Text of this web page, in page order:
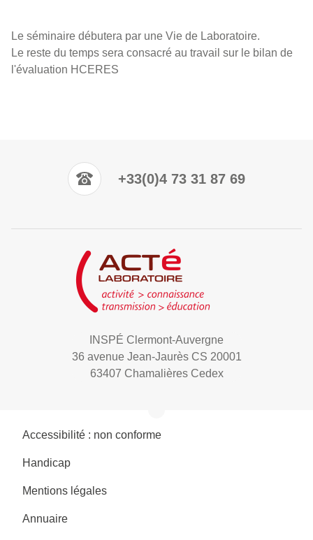
Le séminaire débutera par une Vie de Laboratoire.
Le reste du temps sera consacré au travail sur le bilan de
l'évaluation HCERES
+33(0)4 73 31 87 69
INSPÉ Clermont-Auvergne
36 avenue Jean-Jaurès CS 20001
63407 Chamalières Cedex
Accessibilité : non conforme
Handicap
Mentions légales
Annuaire